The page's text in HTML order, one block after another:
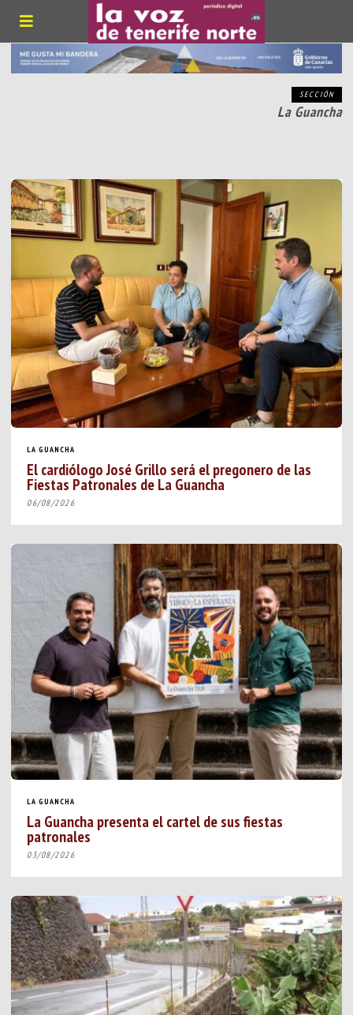
SECCIÓN
La Guancha
LA GUANCHA
El cardiólogo José Grillo será el pregonero de las
Fiestas Patronales de La Guancha
06/08/2026
LA GUANCHA
La Guancha presenta el cartel de sus fiestas
patronales
03/08/2026